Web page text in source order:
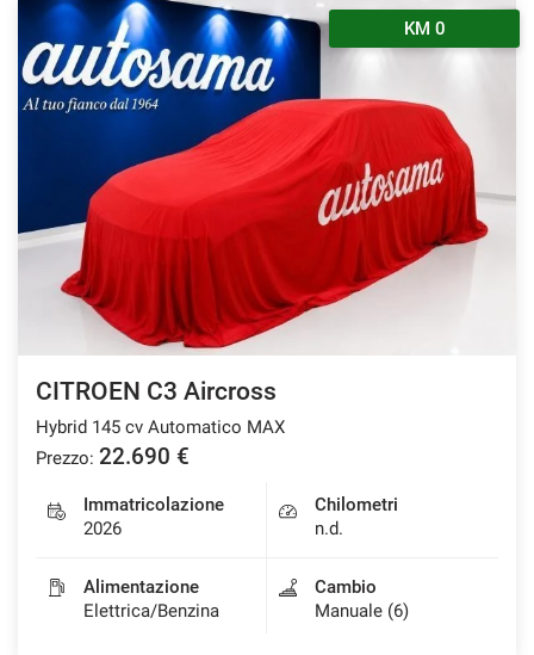
KM 0
CITROEN C3 Aircross
Hybrid 145 cv Automatico MAX
Prezzo: 22.690 €
Immatricolazione
2026
Chilometri
n.d.
Alimentazione
Elettrica/Benzina
Cambio
Manuale (6)